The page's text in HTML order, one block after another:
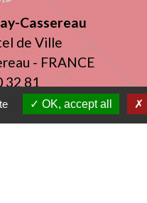
Cassereau
de Ville
- FRANCE
32 81
OK, accept all